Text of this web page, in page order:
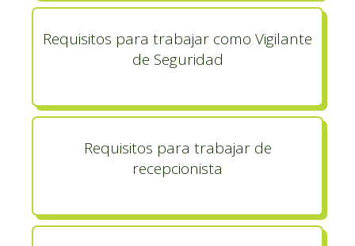
Requisitos para trabajar como Vigilante
de Seguridad
Requisitos para trabajar de
recepcionista